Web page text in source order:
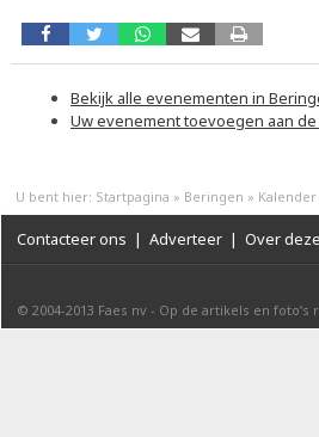
Bekijk alle evenementen in
Uw evenement toevoegen aan
U bent hier: Startpagina » Beringen » Kalender
Contacteer ons | Adverteer | Over
© 2004-2013 Faes nv - Op de artikels en foto’s